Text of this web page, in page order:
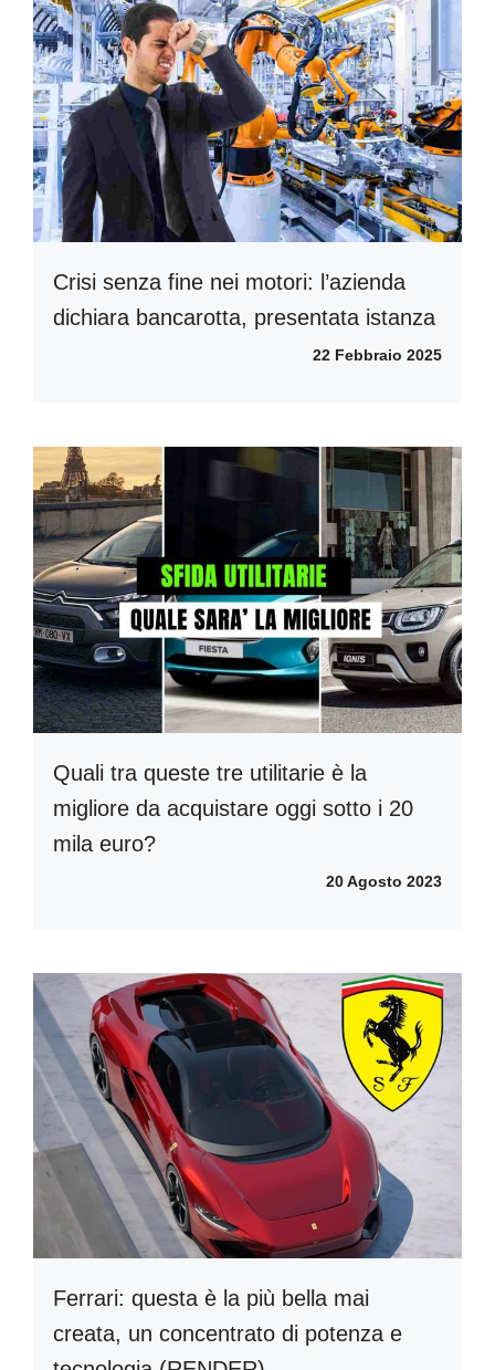
Crisi senza fine nei motori: l’azienda
dichiara bancarotta, presentata istanza
22 Febbraio 2025
Quali tra queste tre utilitarie è la
migliore da acquistare oggi sotto i 20
mila euro?
20 Agosto 2023
Ferrari: questa è la più bella mai
creata, un concentrato di potenza e